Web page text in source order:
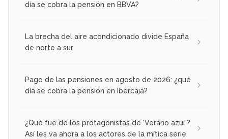
día se cobra la pensión en BBVA?
La brecha del aire acondicionado divide España
de norte a sur
Pago de las pensiones en agosto de 2026: ¿qué
día se cobra la pensión en Ibercaja?
¿Qué fue de los protagonistas de 'Verano azul'?
Así les va ahora a los actores de la mítica serie